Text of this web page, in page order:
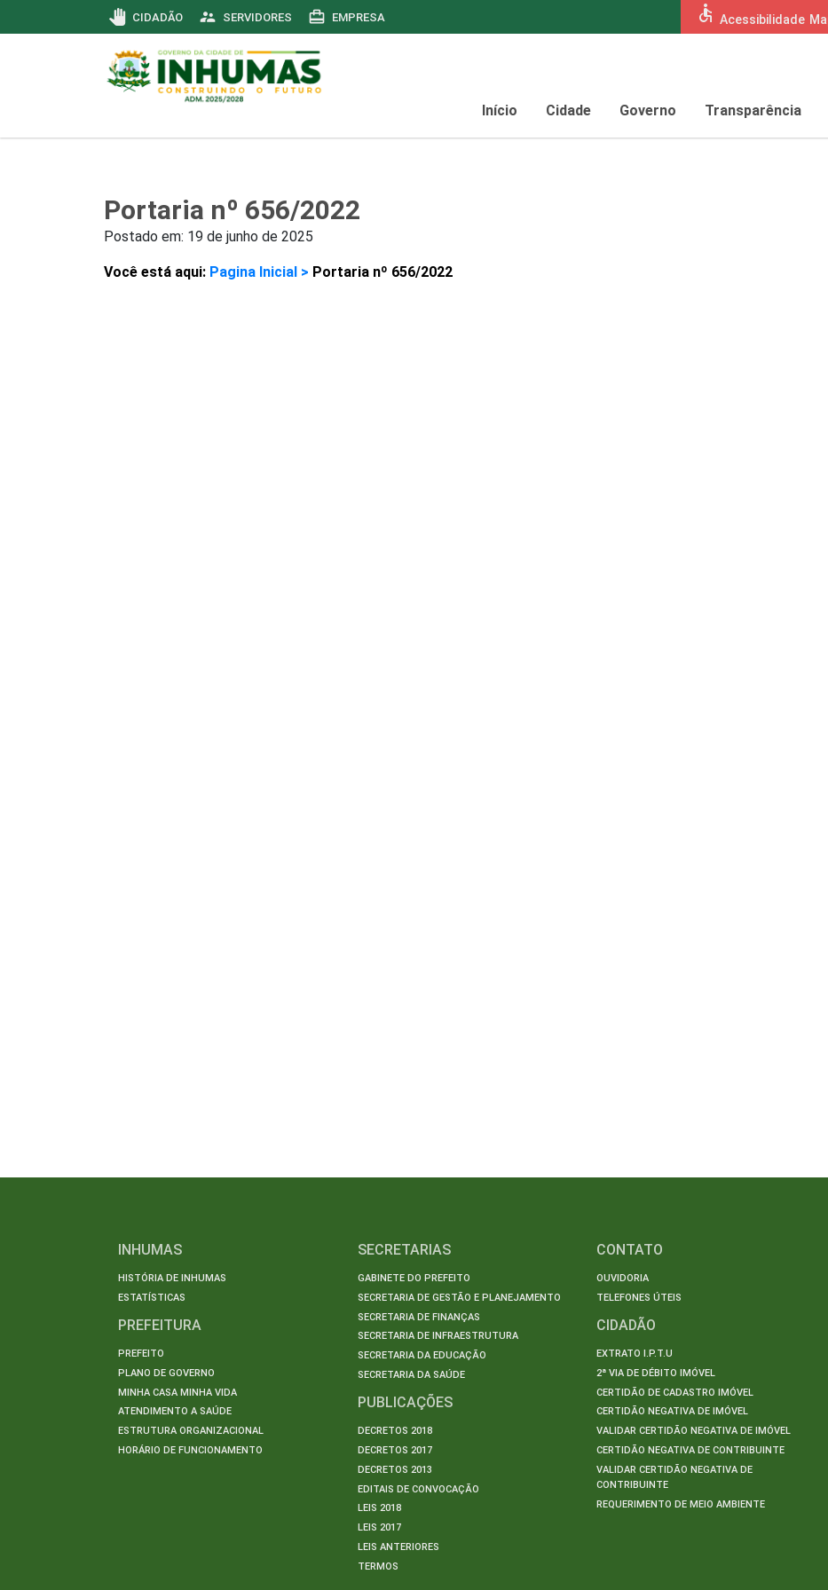
pan_tool CIDADÃO supervisor_account SERVIDORES card_travel EMPRESA accessible Acessibilidade
Início Cidade Governo Transparência
Portaria nº 656/2022
Postado em: 19 de junho de 2025
Você está aqui: Pagina Inicial > Portaria nº 656/2022
INHUMAS
HISTÓRIA DE INHUMAS
ESTATÍSTICAS
PREFEITURA
PREFEITO
PLANO DE GOVERNO
MINHA CASA MINHA VIDA
ATENDIMENTO A SAÚDE
ESTRUTURA ORGANIZACIONAL
HORÁRIO DE FUNCIONAMENTO
SECRETARIAS
GABINETE DO PREFEITO
SECRETARIA DE GESTÃO E PLANEJAMENTO
SECRETARIA DE FINANÇAS
SECRETARIA DE INFRAESTRUTURA
SECRETARIA DA EDUCAÇÃO
SECRETARIA DA SAÚDE
PUBLICAÇÕES
DECRETOS 2018
DECRETOS 2017
DECRETOS 2013
EDITAIS DE CONVOCAÇÃO
LEIS 2018
LEIS 2017
LEIS ANTERIORES
TERMOS
CONTATO
OUVIDORIA
TELEFONES ÚTEIS
CIDADÃO
EXTRATO I.P.T.U
2ª VIA DE DÉBITO IMÓVEL
CERTIDÃO DE CADASTRO IMÓVEL
CERTIDÃO NEGATIVA DE IMÓVEL
VALIDAR CERTIDÃO NEGATIVA DE IMÓVEL
CERTIDÃO NEGATIVA DE CONTRIBUINTE
VALIDAR CERTIDÃO NEGATIVA DE
CONTRIBUINTE
REQUERIMENTO DE MEIO AMBIENTE